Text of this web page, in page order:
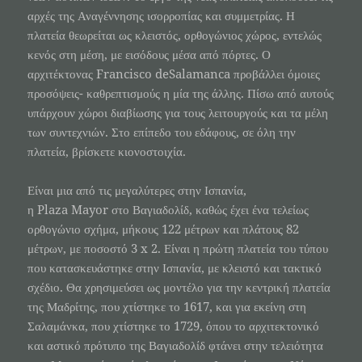
αρχές της Αναγέννησης ισορροπίας και συμμετρίας. Η
πλατεία θεωρείται ως κλειστός, ορθογώνιος χώρος, εντελώς
κενός στη μέση, με εισόδους μέσα από πόρτες. Ο
αρχιτέκτονας Francisco deSalamanca προβάλλει όμοιες
προσόψεις- καθρεπτισμούς η μία της άλλης. Πίσω από αυτούς
υπάρχουν χώροι διαβίωσης για τους λειτουργούς και τα μέλη
των συντεχνιών. Στο επίπεδο του εδάφους, σε όλη την
πλατεία, βρίσκετε κιονοστοιχία.
Είναι μια από τις μεγαλύτερες στην Ισπανία,
η Plaza Mayor στο Βαγιαδολίδ, καθώς έχει ένα τελείως
ορθογώνιο σχήμα, μήκους 122 μέτρων και πλάτους 82
μέτρων, με ποσοστό 3 x 2. Είναι η πρώτη πλατεία του τύπου
που κατασκευάστηκε στην Ισπανία, με κλειστό και τακτικό
σχέδιο. Θα χρησιμεύσει ως μοντέλο για την κεντρική πλατεία
της Μαδρίτης, που χτίστηκε το 1617, και για εκείνη στη
Σαλαμάνκα, που χτίστηκε το 1729, όπου το αρχιτεκτονικό
και αστικό πρότυπο της Βαγιαδολίδ φτάνει στην τελειότητα